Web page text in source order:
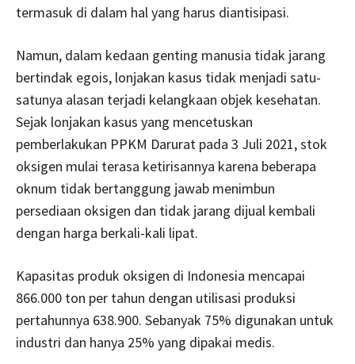
termasuk di dalam hal yang harus diantisipasi.
Namun, dalam kedaan genting manusia tidak jarang
bertindak egois, lonjakan kasus tidak menjadi satu-
satunya alasan terjadi kelangkaan objek kesehatan.
Sejak lonjakan kasus yang mencetuskan
pemberlakukan PPKM Darurat pada 3 Juli 2021, stok
oksigen mulai terasa ketirisannya karena beberapa
oknum tidak bertanggung jawab menimbun
persediaan oksigen dan tidak jarang dijual kembali
dengan harga berkali-kali lipat.
Kapasitas produk oksigen di Indonesia mencapai
866.000 ton per tahun dengan utilisasi produksi
pertahunnya 638.900. Sebanyak 75% digunakan untuk
industri dan hanya 25% yang dipakai medis.